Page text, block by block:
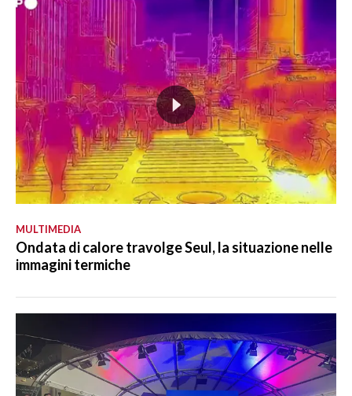
MULTIMEDIA
Ondata di calore travolge Seul, la situazione nelle
immagini termiche